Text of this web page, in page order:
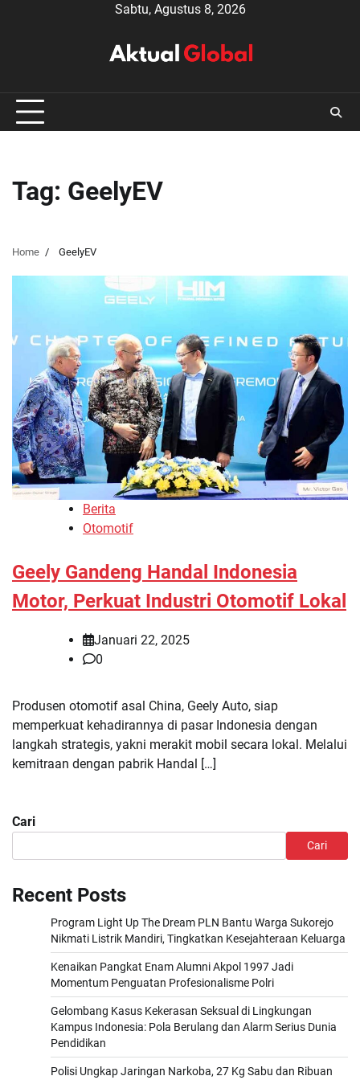
Sabtu, Agustus 8, 2026
Tag: GeelyEV
Home GeelyEV
Berita
Otomotif
Geely Gandeng Handal Indonesia
Motor, Perkuat Industri Otomotif Lokal
Januari 22, 2025
0
Produsen otomotif asal China, Geely Auto, siap
memperkuat kehadirannya di pasar Indonesia dengan
langkah strategis, yakni merakit mobil secara lokal. Melalui
kemitraan dengan pabrik Handal […]
Cari
Cari
Recent Posts
Program Light Up The Dream PLN Bantu Warga Sukorejo
Nikmati Listrik Mandiri, Tingkatkan Kesejahteraan Keluarga
Kenaikan Pangkat Enam Alumni Akpol 1997 Jadi
Momentum Penguatan Profesionalisme Polri
Gelombang Kasus Kekerasan Seksual di Lingkungan
Kampus Indonesia: Pola Berulang dan Alarm Serius Dunia
Pendidikan
Polisi Ungkap Jaringan Narkoba, 27 Kg Sabu dan Ribuan